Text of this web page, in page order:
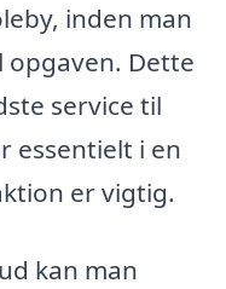
inden man
Dette
service til
essentielt i en
er vigtig.
kan man